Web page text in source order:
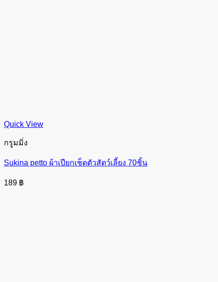
Quick View
กรูมมิ่ง
Sukina petto ผ้าเปียกเช็ดตัวสัตว์เลี้ยง 70ชิ้น
189 ฿